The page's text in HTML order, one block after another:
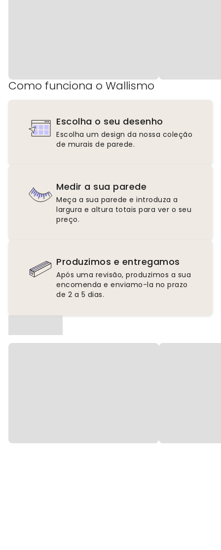
Como funciona o Wallismo
Escolha o seu desenho
Escolha um design da nossa coleção
de murais de parede.
Medir a sua parede
Meça a sua parede e introduza a
largura e altura totais para ver o seu
preço.
Produzimos e entregamos
Após uma revisão, produzimos a sua
encomenda e enviamo-la no prazo
de 2 a 5 dias.